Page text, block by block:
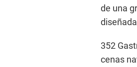
de una
352
cenas